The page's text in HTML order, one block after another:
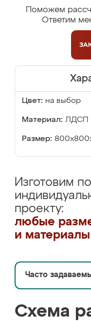
Поможем
Ответим
Цвет: на выбор
Материал: ЛДСП
Размер:
Изготовим по
проекту:
любые
и материалы
Часто
Схема